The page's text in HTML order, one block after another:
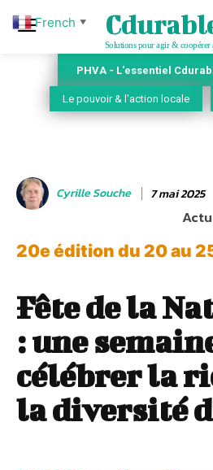
Solutions pour agir & coopérer
PHVA - L'essentiel
Le pouvoir & l'action locale
Cyrille Souche 7 mai 2025
20e édition du 20 au
Fête de la
: une
célébrer la
la diversité
French ▼